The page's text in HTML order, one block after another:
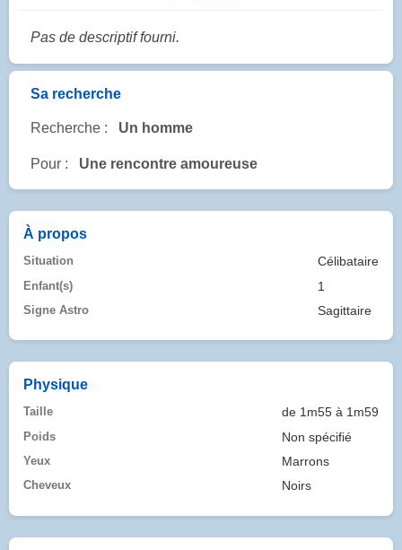
Pas de descriptif fourni.
Sa recherche
Recherche : Un homme
Pour : Une rencontre amoureuse
À propos
Situation Célibataire
Enfant(s) 1
Signe Astro Sagittaire
Physique
Taille de 1m55 à 1m59
Poids Non spécifié
Yeux Marrons
Cheveux Noirs